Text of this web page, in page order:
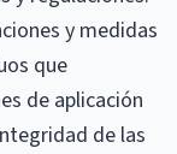
y medidas
que
de aplicación
de las